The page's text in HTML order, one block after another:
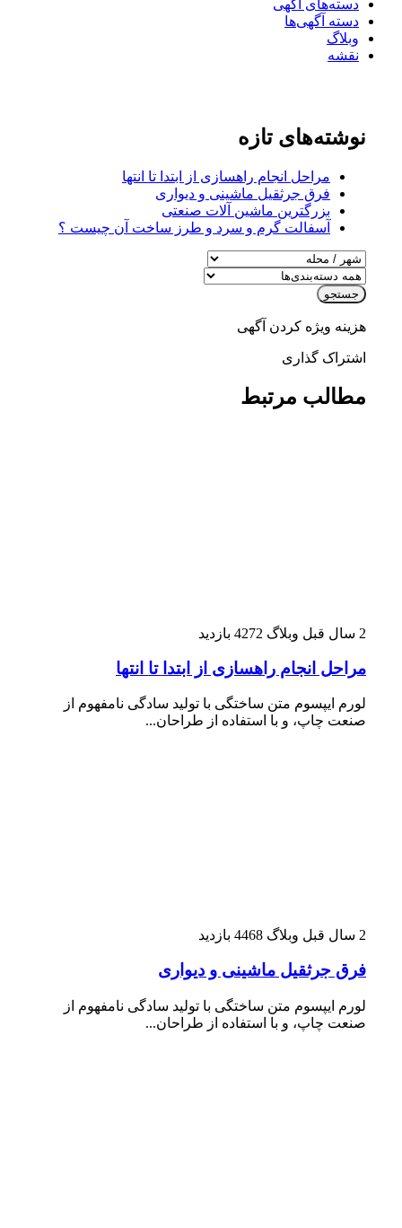
دسته‌های آگهی
دسته آگهی‌ها
وبلاگ
نقشه
نوشته‌های تازه
مراحل انجام راهسازی از ابتدا تا انتها
فرق جرثقیل ماشینی و دیواری
بزرگترین ماشین آلات صنعتی
آسفالت گرم و سرد و طرز ساخت آن چیست ؟
جستجو
هزینه ویژه کردن آگهی
اشتراک گذاری
مطالب مرتبط
2 سال قبل وبلاگ 4272 بازدید
مراحل انجام راهسازی از ابتدا تا انتها
لورم ایپسوم متن ساختگی با تولید سادگی نامفهوم از
صنعت چاپ، و با استفاده از طراحان...
2 سال قبل وبلاگ 4468 بازدید
فرق جرثقیل ماشینی و دیواری
لورم ایپسوم متن ساختگی با تولید سادگی نامفهوم از
صنعت چاپ، و با استفاده از طراحان...